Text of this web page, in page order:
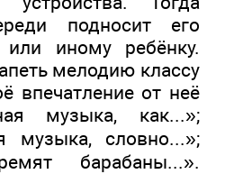
подносит его
иному ребёнку.
мелодию классу
впечатление от неё
музыка, как...»;
музыка, словно...»;
барабаны...».